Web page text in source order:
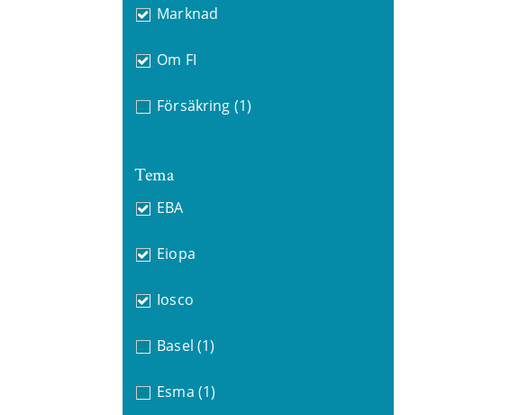
Marknad
Om FI
Försäkring (1)
Tema
EBA
Eiopa
Iosco
Basel (1)
Esma (1)